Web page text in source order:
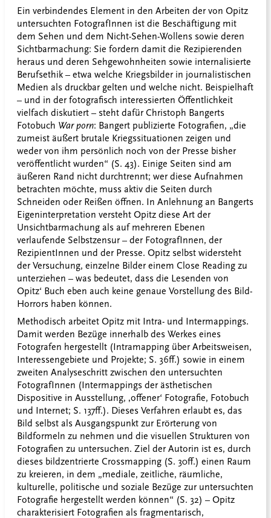
Ein verbindendes Element in den Arbeiten der von Opitz
untersuchten FotografInnen ist die Beschäftigung mit
dem Sehen und dem Nicht-Sehen-Wollens sowie deren
Sichtbarmachung: Sie fordern damit die Rezipierenden
heraus und deren Sehgewohnheiten sowie internalisierte
Berufsethik – etwa welche Kriegsbilder in journalistischen
Medien als druckbar gelten und welche nicht. Beispielhaft
– und in der fotografisch interessierten Öffentlichkeit
vielfach diskutiert – steht dafür Christoph Bangerts
Fotobuch War porn: Bangert publizierte Fotografien, „die
zumeist äußert brutale Kriegssituationen zeigen und
weder von ihm persönlich noch von der Presse bisher
veröffentlicht wurden“ (S. 43). Einige Seiten sind am
äußeren Rand nicht durchtrennt; wer diese Aufnahmen
betrachten möchte, muss aktiv die Seiten durch
Schneiden oder Reißen öffnen. In Anlehnung an Bangerts
Eigeninterpretation versteht Opitz diese Art der
Unsichtbarmachung als auf mehreren Ebenen
verlaufende Selbstzensur – der FotografInnen, der
RezipientInnen und der Presse. Opitz selbst widersteht
der Versuchung, einzelne Bilder einem Close Reading zu
unterziehen – was bedeutet, dass die Lesenden von
Opitz‘ Buch eben auch keine genaue Vorstellung des Bild-
Horrors haben können.
Methodisch arbeitet Opitz mit Intra- und Intermappings.
Damit werden Bezüge innerhalb des Werkes eines
Fotografen hergestellt (Intramapping über Arbeitsweisen,
Interessengebiete und Projekte; S. 36ff.) sowie in einem
zweiten Analyseschritt zwischen den untersuchten
FotografInnen (Intermappings der ästhetischen
Dispositive in Ausstellung, ‚offener‘ Fotografie, Fotobuch
und Internet; S. 137ff.). Dieses Verfahren erlaubt es, das
Bild selbst als Ausgangspunkt zur Erörterung von
Bildformeln zu nehmen und die visuellen Strukturen von
Fotografien zu untersuchen. Ziel der Autorin ist es, durch
dieses bildzentrierte Crossmapping (S. 30ff.) einen Raum
zu kreieren, in dem „mediale, zeitliche, räumliche,
kulturelle, politische und soziale Bezüge zur untersuchten
Fotografie hergestellt werden können“ (S. 32) – Opitz
charakterisiert Fotografien als fragmentarisch,